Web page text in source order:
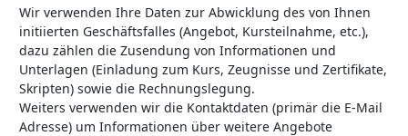
Wir verwenden Ihre Daten zur Abwicklung des von Ihnen
initiierten Geschäftsfalles (Angebot, Kursteilnahme, etc.),
dazu zählen die Zusendung von Informationen und
Unterlagen (Einladung zum Kurs, Zeugnisse und Zertifikate,
Skripten) sowie die Rechnungslegung.
Weiters verwenden wir die Kontaktdaten (primär die E-Mail
Adresse) um Informationen über weitere Angebote